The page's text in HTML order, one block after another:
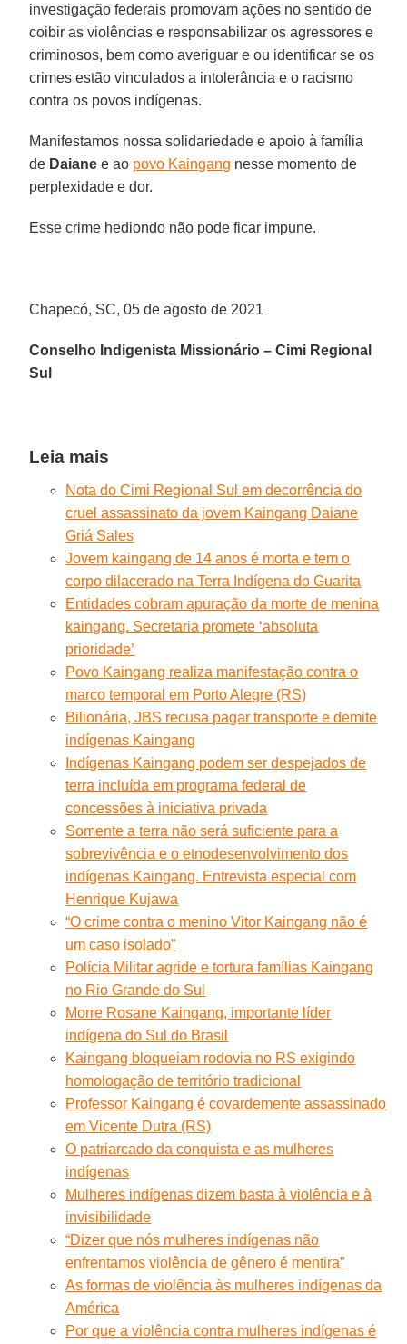
investigação federais promovam ações no sentido de
coibir as violências e responsabilizar os agressores e
criminosos, bem como averiguar e ou identificar se os
crimes estão vinculados a intolerância e o racismo
contra os povos indígenas.
Manifestamos nossa solidariedade e apoio à família
de Daiane e ao povo Kaingang nesse momento de
perplexidade e dor.
Esse crime hediondo não pode ficar impune.
Chapecó, SC, 05 de agosto de 2021
Conselho Indigenista Missionário – Cimi Regional
Sul
Leia mais
Nota do Cimi Regional Sul em decorrência do
cruel assassinato da jovem Kaingang Daiane
Griá Sales
Jovem kaingang de 14 anos é morta e tem o
corpo dilacerado na Terra Indígena do Guarita
Entidades cobram apuração da morte de menina
kaingang. Secretaria promete ‘absoluta
prioridade’
Povo Kaingang realiza manifestação contra o
marco temporal em Porto Alegre (RS)
Bilionária, JBS recusa pagar transporte e demite
indígenas Kaingang
Indígenas Kaingang podem ser despejados de
terra incluída em programa federal de
concessões à iniciativa privada
Somente a terra não será suficiente para a
sobrevivência e o etnodesenvolvimento dos
indígenas Kaingang. Entrevista especial com
Henrique Kujawa
“O crime contra o menino Vitor Kaingang não é
um caso isolado”
Polícia Militar agride e tortura famílias Kaingang
no Rio Grande do Sul
Morre Rosane Kaingang, importante líder
indígena do Sul do Brasil
Kaingang bloqueiam rodovia no RS exigindo
homologação de território tradicional
Professor Kaingang é covardemente assassinado
em Vicente Dutra (RS)
O patriarcado da conquista e as mulheres
indígenas
Mulheres indígenas dizem basta à violência e à
invisibilidade
“Dizer que nós mulheres indígenas não
enfrentamos violência de gênero é mentira”
As formas de violência às mulheres indígenas da
América
Por que a violência contra mulheres indígenas é